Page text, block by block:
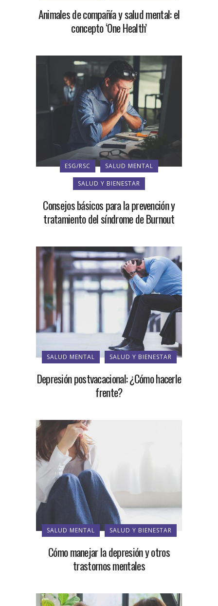
Animales de compañía y salud mental: el
concepto ‘One Health’
ESG/RSC SALUD MENTAL
SALUD Y BIENESTAR
Consejos básicos para la prevención y
tratamiento del síndrome de Burnout
SALUD MENTAL SALUD Y BIENESTAR
Depresión postvacacional: ¿Cómo hacerle
frente?
SALUD MENTAL SALUD Y BIENESTAR
Cómo manejar la depresión y otros
trastornos mentales